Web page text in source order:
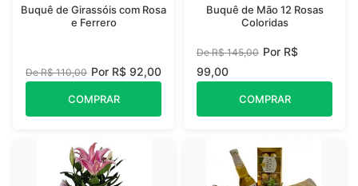
Buquê de Girassóis com Rosa
e Ferrero
De R$ 110,00 Por R$ 92,00
COMPRAR
Buquê de Mão 12 Rosas
Coloridas
De R$ 145,00 Por R$
99,00
COMPRAR